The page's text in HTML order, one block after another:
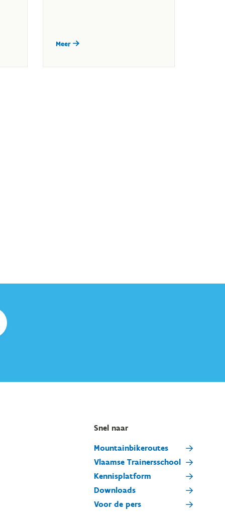
Snel naar
Mountainbikeroutes
Vlaamse Trainersschool
Kennisplatform
Downloads
Voor de pers